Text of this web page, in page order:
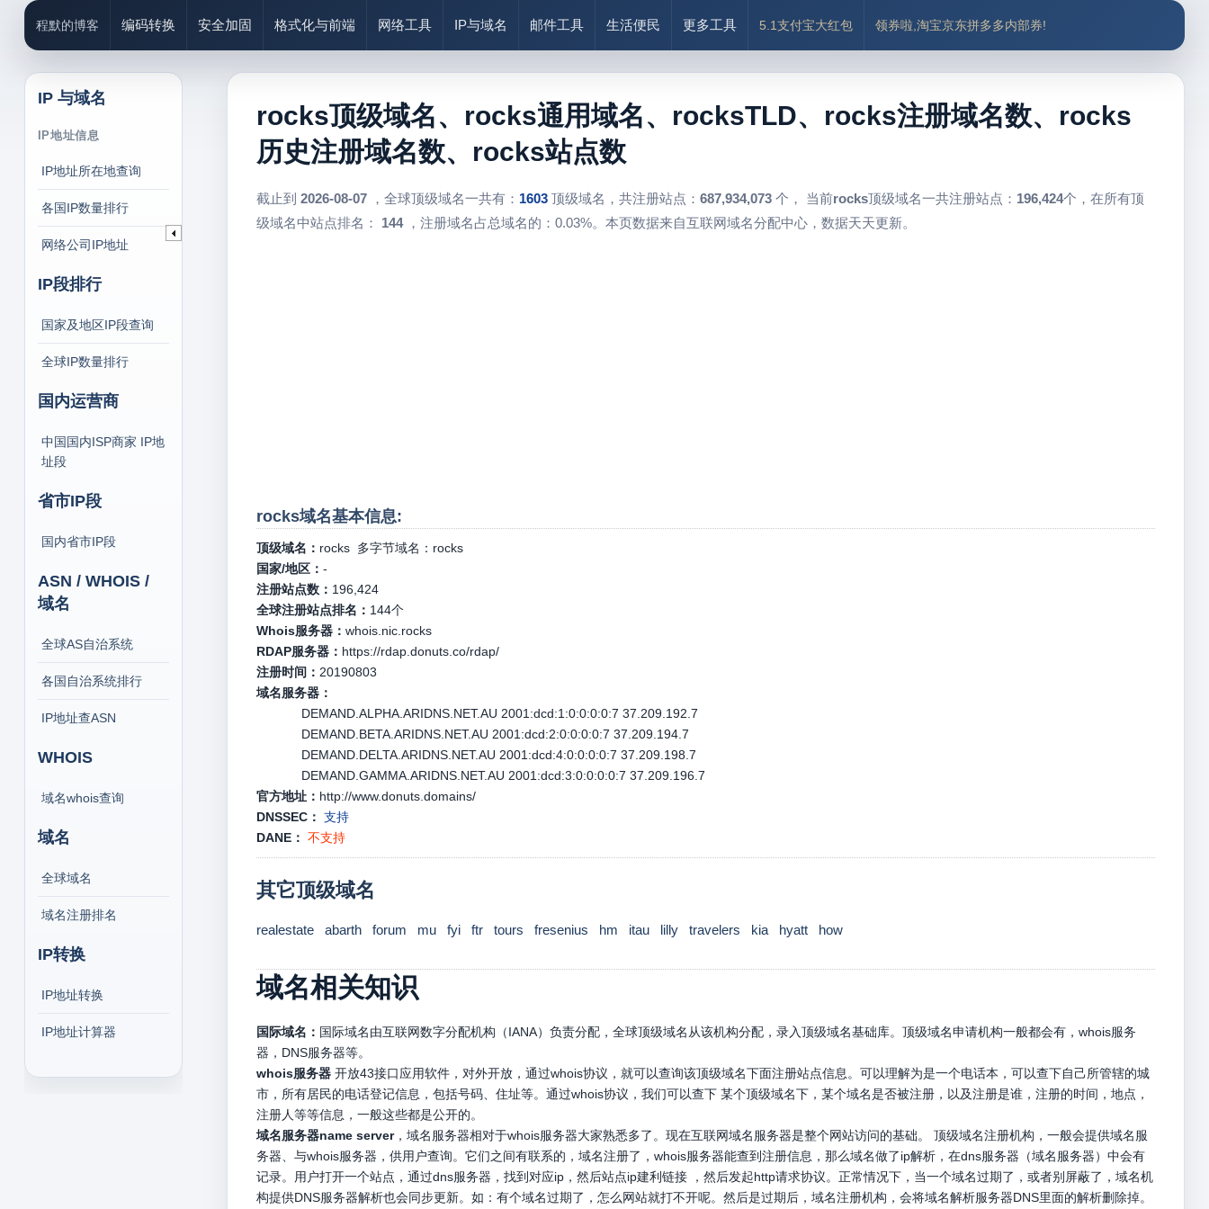
程默的博客 编码转换 安全加固 格式化与前端 网络工具 IP与域名 邮件工具 生活便民 更多工具 5.1支付宝大红包 领券啦,淘宝京东拼多多内部券!
IP 与域名
IP地址信息
IP地址所在地查询
各国IP数量排行
网络公司IP地址
IP段排行
国家及地区IP段查询
全球IP数量排行
国内运营商
中国国内ISP商家 IP地
址段
省市IP段
国内省市IP段
ASN / WHOIS /
域名
全球AS自治系统
各国自治系统排行
IP地址查ASN
WHOIS
域名whois查询
域名
全球域名
域名注册排名
IP转换
IP地址转换
IP地址计算器
rocks顶级域名、rocks通用域名、rocksTLD、rocks注册域名数、rocks
历史注册域名数、rocks站点数
截止到 2026-08-07，全球顶级域名一共有： 1603 顶级域名，共注册站点： 687,934,073 个， 当前rocks顶级域名一共注册站点： 196,424个，在所有顶
级域名中站点排名： 144，注册域名占总域名的：0.03%。本页数据来自互联网域名分配中心，数据天天更新。
rocks域名基本信息:
顶级域名： rocks多字节域名： rocks
国家/地区： -
注册站点数： 196,424
全球注册站点排名： 144个
Whois服务器： whois.nic.rocks
RDAP服务器： https://rdap.donuts.co/rdap/
注册时间： 20190803
域名服务器：
DEMAND.ALPHA.ARIDNS.NET.AU 2001:dcd:1:0:0:0:0:7 37.209.192.7
DEMAND.BETA.ARIDNS.NET.AU 2001:dcd:2:0:0:0:0:7 37.209.194.7
DEMAND.DELTA.ARIDNS.NET.AU 2001:dcd:4:0:0:0:0:7 37.209.198.7
DEMAND.GAMMA.ARIDNS.NET.AU 2001:dcd:3:0:0:0:0:7 37.209.196.7
官方地址： http://www.donuts.domains/
DNSSEC： 支持
DANE： 不支持
其它顶级域名
realestate abarth forum mu fyi ftr tours fresenius hm itau lilly travelers kia hyatt how
域名相关知识
国际域名： 国际域名由互联网数字分配机构（IANA）负责分配，全球顶级域名从该机构分配，录入顶级域名基础库。顶级域名申请机构一般都会有，whois服务
器，DNS服务器等。
whois服务器开放43接口应用软件，对外开放，通过whois协议，就可以查询该顶级域名下面注册站点信息。可以理解为是一个电话本，可以查下自己所管辖的城
市，所有居民的电话登记信息，包括号码、住址等。通过whois协议，我们可以查下 某个顶级域名下，某个域名是否被注册，以及注册是谁，注册的时间，地点，
注册人等等信息，一般这些都是公开的。
域名服务器name server，域名服务器相对于whois服务器大家熟悉多了。现在互联网域名服务器是整个网站访问的基础。 顶级域名注册机构，一般会提供域名服
务器、与whois服务器，供用户查询。它们之间有联系的，域名注册了，whois服务器能查到注册信息，那么域名做了ip解析，在dns服务器（域名服务器）中会有
记录。用户打开一个站点，通过dns服务器，找到对应ip，然后站点ip建利链接 ，然后发起http请求协议。正常情况下，当一个域名过期了，或者别屏蔽了，域名机
构提供DNS服务器解析也会同步更新。如：有个域名过期了，怎么网站就打不开呢。然后是过期后，域名注册机构，会将域名解析服务器DNS里面的解析删除掉。